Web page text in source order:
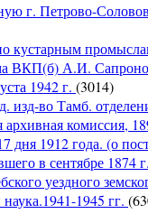
г. Петрово-
кустарным
ВКП(б) А.И.
1942 г. (3014)
изд-во Тамб.
комиссия,
дня 1912 года. (о
в сентябре 1874
уездного
1945 гг.